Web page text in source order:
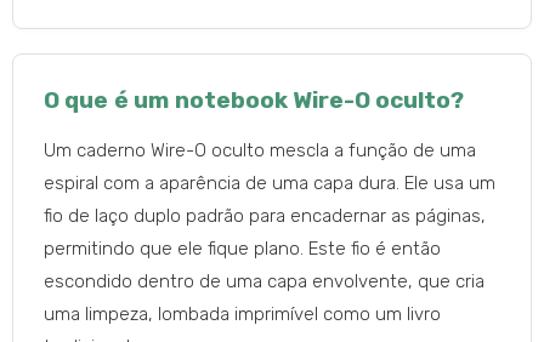
O que é um notebook Wire-O oculto?
Um caderno Wire-O oculto mescla a função de uma
espiral com a aparência de uma capa dura. Ele usa um
fio de laço duplo padrão para encadernar as páginas,
permitindo que ele fique plano. Este fio é então
escondido dentro de uma capa envolvente, que cria
uma limpeza, lombada imprimível como um livro